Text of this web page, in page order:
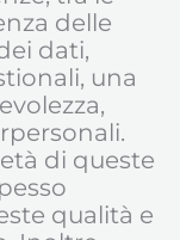
delle
dati,
una
di queste
qualità e